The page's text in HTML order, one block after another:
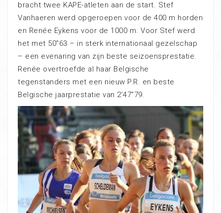
bracht twee KAPE-atleten aan de start. Stef
Vanhaeren werd opgeroepen voor de 400 m horden
en Renée Eykens voor de 1000 m. Voor Stef werd
het met 50″63 – in sterk internationaal gezelschap
– een evenaring van zijn beste seizoensprestatie.
Renée overtroefde al haar Belgische
tegenstanders met een nieuw P.R. en beste
Belgische jaarprestatie van 2’47″79.